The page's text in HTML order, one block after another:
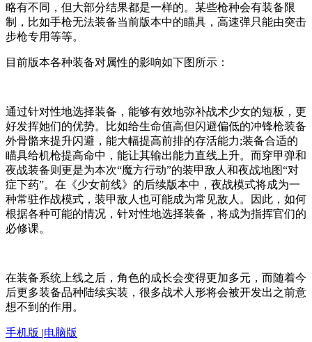
略有不同，但大部分结果都是一样的。某些枪种会有装备限
制，比如手枪无法装备当前版本中的瞄具，高速弹只能由突击
步枪专用等等。
目前版本各种装备对属性的影响如下图所示：
通过针对性地选择装备，能够有效地弥补战术少女的短板，更
好发挥她们的优势。比如给生命值高但闪避偏低的冲锋枪装备
外骨骼来提升闪避，能大幅提高前排的存活能力;装备合适的
瞄具给机枪提高命中，能让其输出能力直线上升。而穿甲弹和
夜战装备则更是为本次“魔方行动”的装甲敌人和夜战地图“对
症下药”。在《少女前线》的后续版本中，夜战模式将成为一
种常驻作战模式，装甲敌人也可能成为常见敌人。因此，如何
根据各种可能的情况，针对性地选择装备，将成为指挥官们的
必修课。
在装备系统上线之后，角色的成长会变得更加多元，而随着今
后更多装备品种陆续实装，很多战术人形将会被开发出之前意
想不到的作用。
手机版 |电脑版